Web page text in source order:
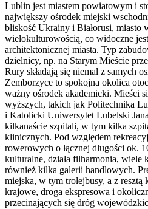
Lublin jest miastem powiatowym i
największy ośrodek miejski
bliskość Ukrainy i Białorusi, miasto
wielokulturowością, co widoczne
architektonicznej miasta. Typ
dzielnicy, np. na Starym Mieście
Rury składają się niemal z samych
Zemborzyce to spokojna okolica
ważny ośrodek akademicki. Mieści
wyższych, takich jak Politechnika
i Katolicki Uniwersytet Lubelski
kilkanaście szpitali, w tym kilka
klinicznych. Pod względem
rowerowych o łącznej długości ok.
kulturalne, działa filharmonia, wiele
również kilka galerii handlowych.
miejska, w tym trolejbusy, a z resztą
krajowe, droga ekspresowa i
przecinających się dróg